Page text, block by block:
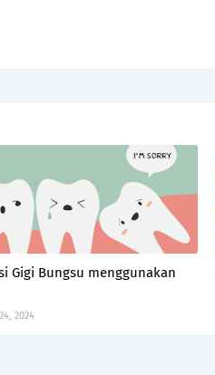
Gigi Bungsu menggunakan
2024